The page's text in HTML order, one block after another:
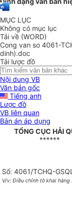
MỤC LỤC
Không có mục lục
Tải về (WORD)
Cong van so 4061-
dinh).doc
Tải lược đồ
Nội dung VB
Văn bản gốc
Tiếng anh
Lược đồ
VB liên quan
Bản án áp dụng
TỔNG CỤC HẢI
******
Số: 4061/TCHQ-GSQL
V/v: Điều chỉnh tờ khai hàng